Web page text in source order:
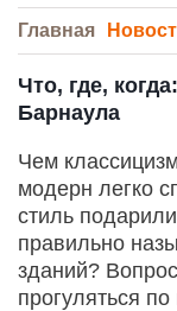
Главная
Что, где,
Барнаула
Чем
модерн легко
стиль
правильно
зданий?
прогуляться